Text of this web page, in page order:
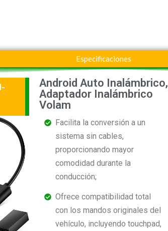
Especificaciones
Android Auto Inalámbrico,
Adaptador Inalámbrico
Volam
Facilita la conversión a un
sistema sin cables,
proporcionando mayor
comodidad durante la
conducción;
Ofrece compatibilidad total
con los mandos originales del
vehículo, incluyendo touchpad,